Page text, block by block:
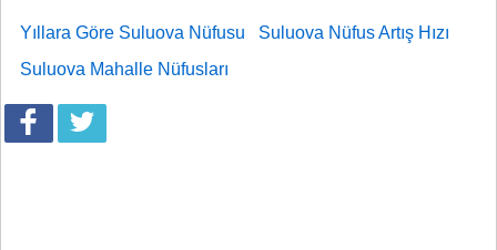
Yıllara Göre Suluova Nüfusu
Suluova Nüfus Artış Hızı
Suluova Mahalle Nüfusları